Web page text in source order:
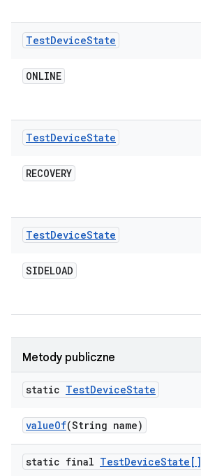
TestDeviceState
ONLINE
TestDeviceState
RECOVERY
TestDeviceState
SIDELOAD
Metody publiczne
static TestDeviceState
valueOf(String name)
static final TestDeviceState[]